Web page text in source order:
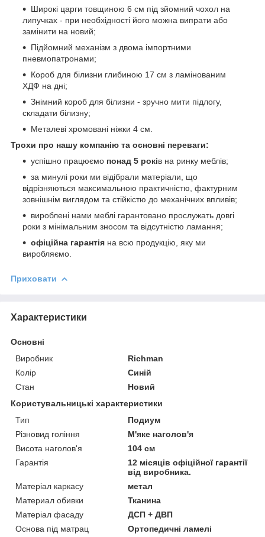
Широкі царги товщиною 6 см під зйомний чохол на
липучках - при необхідності його можна випрати або
замінити на новий;
Підйомний механізм з двома імпортними
пневмопатронами;
Короб для білизни глибиною 17 см з ламінованим
ХДФ на дні;
Знімний короб для білизни - зручно мити підлогу,
складати білизну;
Металеві хромовані ніжки 4 см.
Трохи про нашу компанію та основні переваги:
успішно працюємо понад 5 років на ринку меблів;
за минулі роки ми відібрали матеріали, що
відрізняються максимальною практичністю, фактурним
зовнішнім виглядом та стійкістю до механічних впливів;
вироблені нами меблі гарантовано прослужать довгі
роки з мінімальним зносом та відсутністю ламання;
офіційна гарантія на всю продукцію, яку ми
виробляємо.
Приховати
Характеристики
Основні
Виробник
Richman
Колір
Синій
Стан
Новий
Користувальницькі характеристики
Тип
Подиум
Різновид гоління
М'яке наголов'я
Висота наголов'я
104 см
Гарантія
12 місяців офіційної гарантії
від виробника.
Матеріал каркасу
метал
Материал обивки
Тканина
Матеріал фасаду
ДСП + ДВП
Основа під матрац
Ортопедичні ламелі